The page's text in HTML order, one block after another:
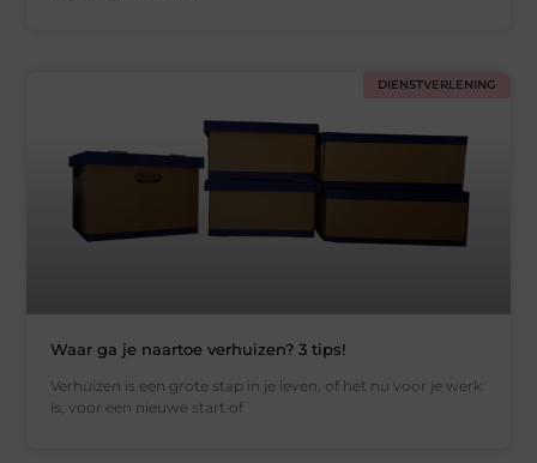
DIENSTVERLENING
Waar ga je naartoe verhuizen? 3 tips!
Verhuizen is een grote stap in je leven, of het nu voor je werk
is, voor een nieuwe start of